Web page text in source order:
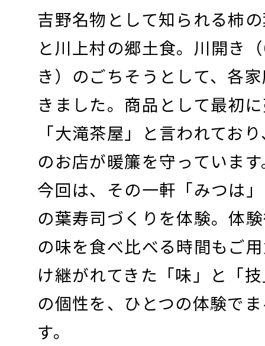
吉野名物として知られる柿
と川上村の郷土食。川開き
き）のごちそうとして、各
きました。商品として最初
「大滝茶屋」と言われてお
のお店が暖簾を守っていま
今回は、その一軒「みつは
の葉寿司づくりを体験。体
の味を食べ比べる時間もご
け継がれてきた「味」と「
の個性を、ひとつの体験で
す。